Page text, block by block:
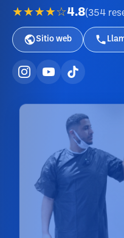
★★★★☆4.8(354
Sitio web